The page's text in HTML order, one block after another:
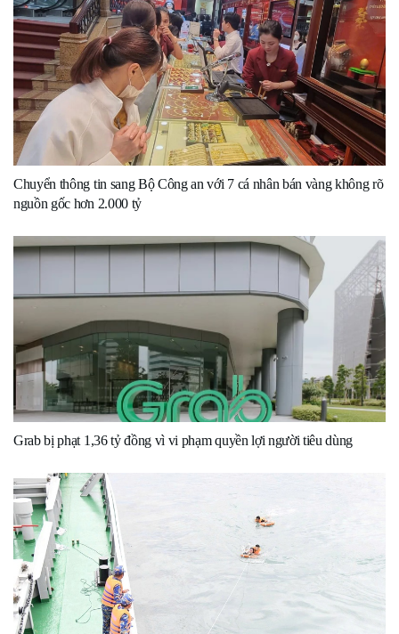
Chuyển thông tin sang Bộ Công an với 7 cá nhân bán vàng không rõ
nguồn gốc hơn 2.000 tỷ
Grab bị phạt 1,36 tỷ đồng vì vi phạm quyền lợi người tiêu dùng